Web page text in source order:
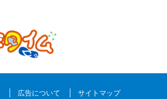
広告について サイトマップ